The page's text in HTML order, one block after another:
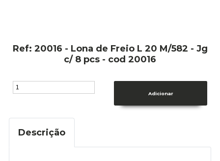
Ref: 20016 - Lona de Freio L 20 M/582 - Jg
c/ 8 pcs - cod 20016
Descrição